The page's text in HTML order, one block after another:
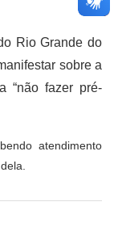
Rio Grande do
sobre a
“não fazer pré-
atendimento